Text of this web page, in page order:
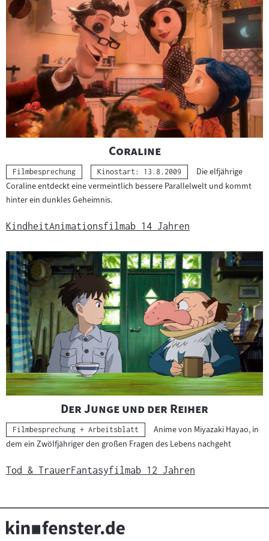
"
Coraline"
Kategorie:
Filmbesprechung Kinostart: 13.8.2009
Die elfjährige
Coraline entdeckt eine vermeintlich bessere Parallelwelt und kommt
hinter ein dunkles Geheimnis.
KindheitAnimationsfilmab 14 Jahren
"
Der Junge und der Reiher
Kategorie:
Filmbesprechung + Arbeitsblatt
Anime von Miyazaki Hayao, in
dem ein Zwölfjähriger den großen Fragen des Lebens nachgeht
Tod & TrauerFantasyfilmab 12 Jahren